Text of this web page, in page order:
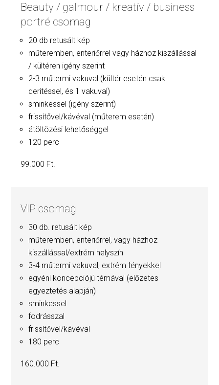
Beauty / galmour / kreatív / business
portré csomag
20 db retusált kép
műteremben, enteriőrrel vagy házhoz kiszállással
/ kültéren igény szerint
2-3 műtermi vakuval (kültér esetén csak
derítéssel, és 1 vakuval)
sminkessel (igény szerint)
frissítővel/kávéval (műterem esetén)
átöltözési lehetőséggel
120 perc
99.000 Ft.
VIP csomag
30 db. retusált kép
műteremben, enteriőrrel, vagy házhoz
kiszállással/extrém helyszín
3-4 műtermi vakuval, extrém fényekkel
egyéni koncepciójú témával (előzetes
egyeztetés alapján)
sminkessel
fodrásszal
frissítővel/kávéval
180 perc
160.000 Ft.